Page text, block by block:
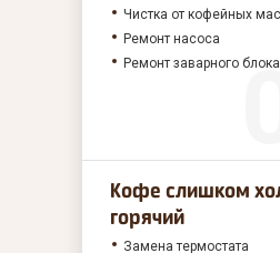
Чистка от кофейных
Ремонт насоса
Ремонт заварного блока
Кофе слишком
горячий
Замена термостата